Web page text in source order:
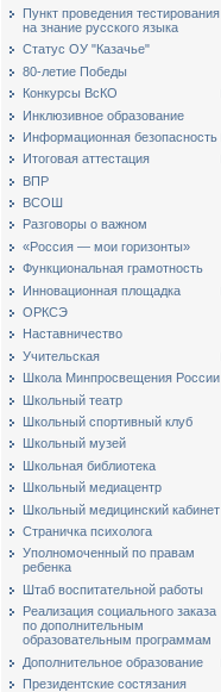
Пункт проведения тестирования
на знание русского языка
Статус ОУ "Казачье"
80-летие Победы
Конкурсы ВсКО
Инклюзивное образование
Информационная безопасность
Итоговая аттестация
ВПР
ВСОШ
Разговоры о важном
«Россия — мои горизонты»
Функциональная грамотность
Инновационная площадка
ОРКСЭ
Наставничество
Учительская
Школа Минпросвещения России
Школьный театр
Школьный спортивный клуб
Школьный музей
Школьная библиотека
Школьный медиацентр
Школьный медицинский кабинет
Страничка психолога
Уполномоченный по правам
ребенка
Штаб воспитательной работы
Реализация социального заказа
по дополнительным
образовательным программам
Дополнительное образование
Президентские состязания